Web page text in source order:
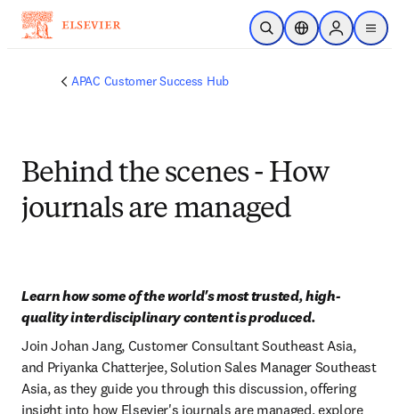
Zum Hauptinhalt wechseln
Suche öffnenStandortauswahl
Sign in to
menu
APAC Customer Success Hub
Behind the scenes - How
journals are managed
Learn how some of the world's most trusted, high-
quality interdisciplinary content is produced.
Join Johan Jang, Customer Consultant Southeast Asia,
and Priyanka Chatterjee, Solution Sales Manager Southeast
Asia, as they guide you through this discussion, offering
insight into how Elsevier's journals are managed, explore